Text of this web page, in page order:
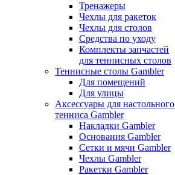
Тренажеры
Чехлы для ракеток
Чехлы для столов
Средства по уходу
Комплекты запчастей
для теннисных столов
Теннисные столы Gambler
Для помещений
Для улицы
Аксессуары для настольного
тенниса Gambler
Накладки Gambler
Основания Gambler
Сетки и мячи Gambler
Чехлы Gambler
Ракетки Gambler